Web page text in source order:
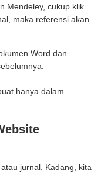
Mendeley, cukup klik
maka referensi akan
Word dan
hanya dalam
jurnal. Kadang, kita